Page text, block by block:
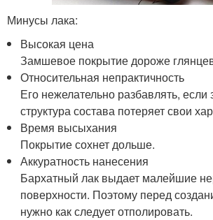
Минусы лака:
Высокая цена
Замшевое покрытие дороже
Относительная непрактичность
Его нежелательно разбавлять, если
структура состава потеряет свои
Время высыхания
Покрытие сохнет дольше.
Аккуратность нанесения
Бархатный лак выдает малейшие
поверхности. Поэтому перед
нужно как следует отполировать.